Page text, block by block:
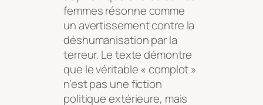
femmes résonne comme
un avertissement contre la
déshumanisation par la
terreur. Le texte démontre
que le véritable « complot »
n’est pas une fiction
politique extérieure, mais